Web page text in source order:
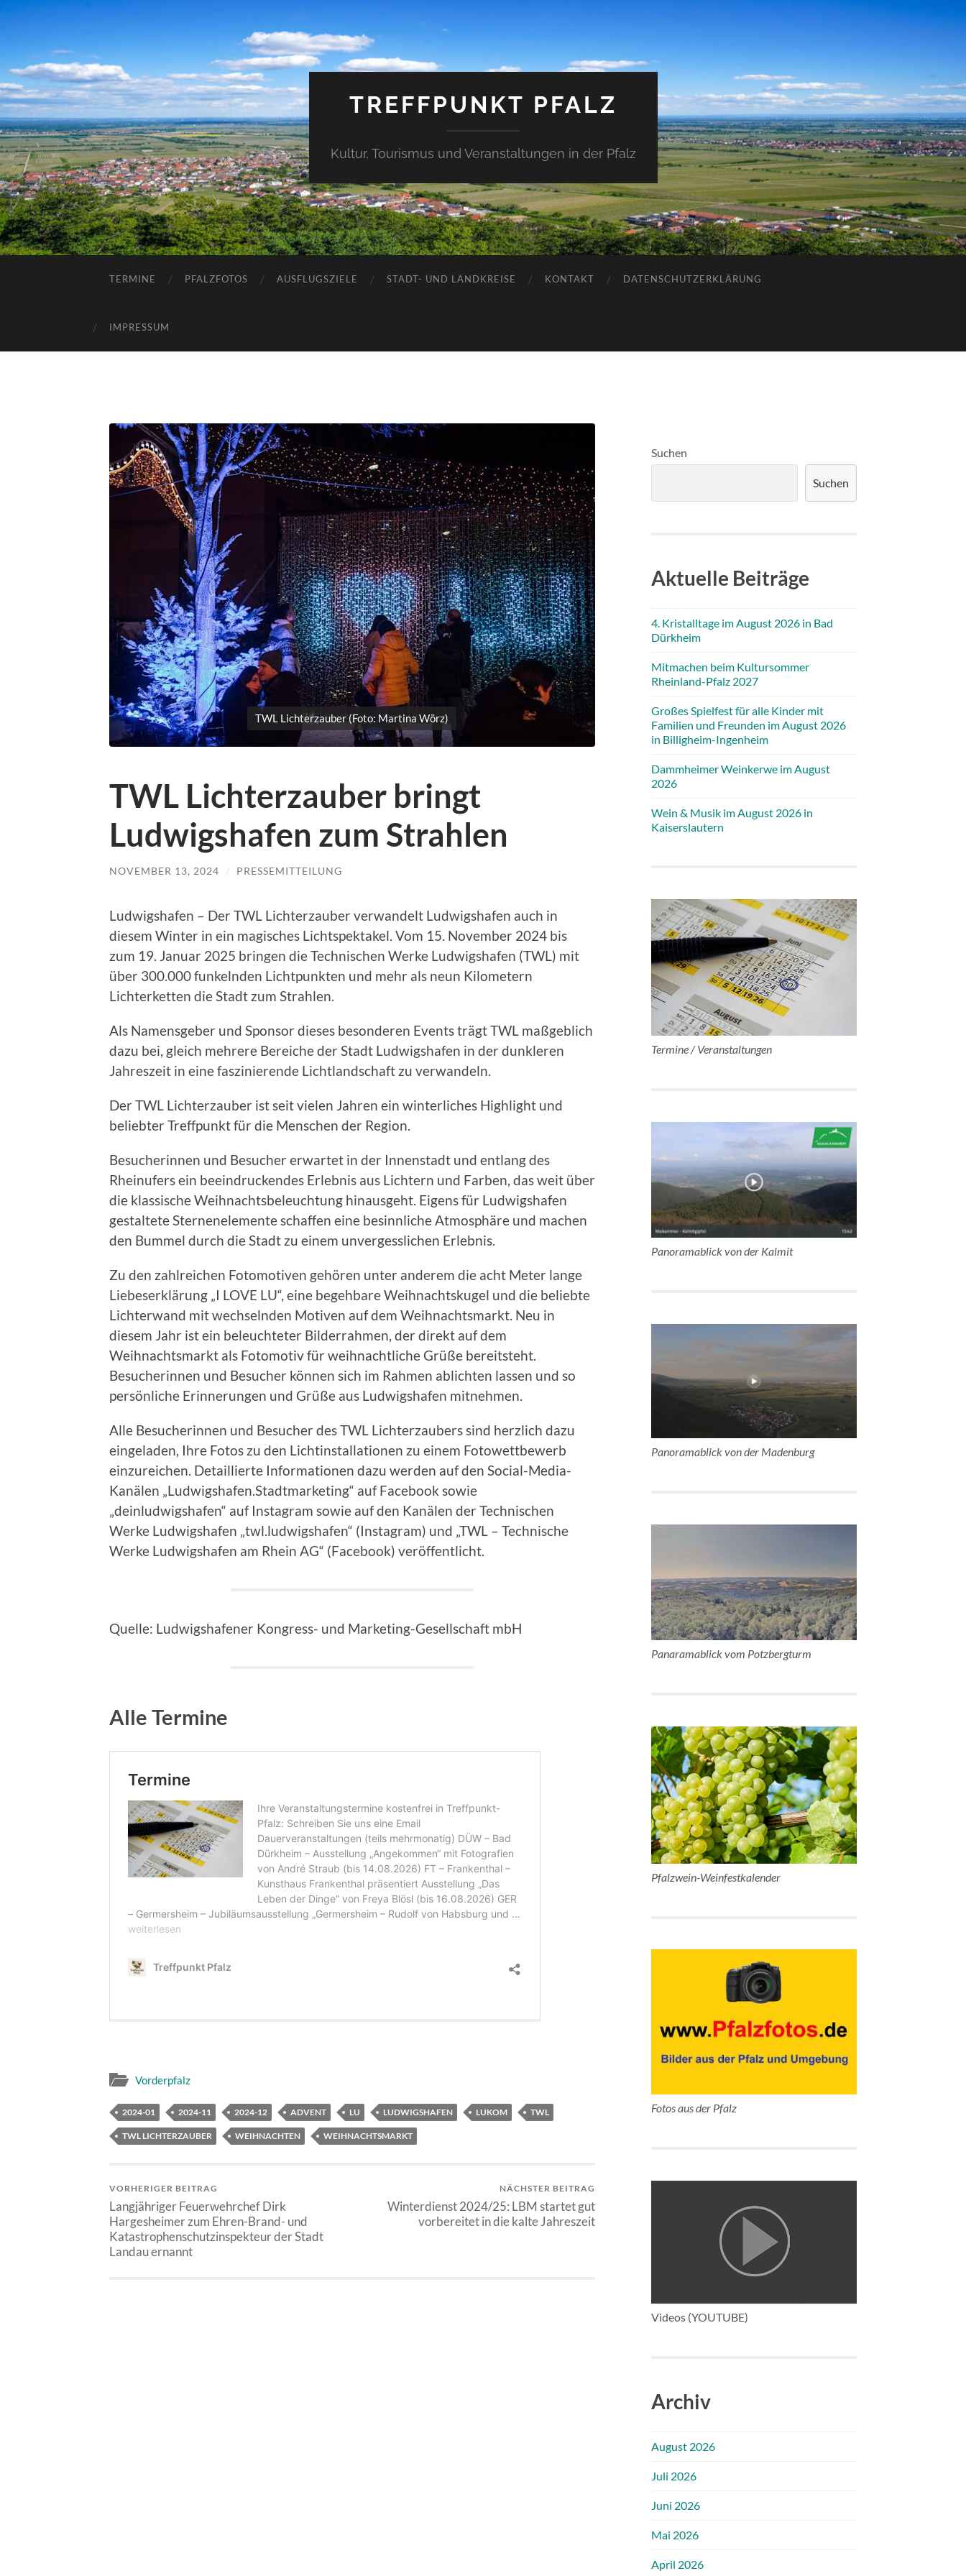
TREFFPUNKT PFALZ
Kultur, Tourismus und Veranstaltungen in der Pfalz
TERMINE PFALZFOTOS AUSFLUGSZIELE STADT- UND LANDKREISE KONTAKT DATENSCHUTZERKLÄRUNG
IMPRESSUM
TWL Lichterzauber (Foto: Martina Wörz)
TWL Lichterzauber bringt
Ludwigshafen zum Strahlen
NOVEMBER 13, 2024 / PRESSEMITTEILUNG
Ludwigshafen – Der TWL Lichterzauber verwandelt Ludwigshafen auch in
diesem Winter in ein magisches Lichtspektakel. Vom 15. November 2024 bis
zum 19. Januar 2025 bringen die Technischen Werke Ludwigshafen (TWL) mit
über 300.000 funkelnden Lichtpunkten und mehr als neun Kilometern
Lichterketten die Stadt zum Strahlen.
Als Namensgeber und Sponsor dieses besonderen Events trägt TWL maßgeblich
dazu bei, gleich mehrere Bereiche der Stadt Ludwigshafen in der dunkleren
Jahreszeit in eine faszinierende Lichtlandschaft zu verwandeln.
Der TWL Lichterzauber ist seit vielen Jahren ein winterliches Highlight und
beliebter Treffpunkt für die Menschen der Region.
Besucherinnen und Besucher erwartet in der Innenstadt und entlang des
Rheinufers ein beeindruckendes Erlebnis aus Lichtern und Farben, das weit über
die klassische Weihnachtsbeleuchtung hinausgeht. Eigens für Ludwigshafen
gestaltete Sternenelemente schaffen eine besinnliche Atmosphäre und machen
den Bummel durch die Stadt zu einem unvergesslichen Erlebnis.
Zu den zahlreichen Fotomotiven gehören unter anderem die acht Meter lange
Liebeserklärung „I LOVE LU“, eine begehbare Weihnachtskugel und die beliebte
Lichterwand mit wechselnden Motiven auf dem Weihnachtsmarkt. Neu in
diesem Jahr ist ein beleuchteter Bilderrahmen, der direkt auf dem
Weihnachtsmarkt als Fotomotiv für weihnachtliche Grüße bereitsteht.
Besucherinnen und Besucher können sich im Rahmen ablichten lassen und so
persönliche Erinnerungen und Grüße aus Ludwigshafen mitnehmen.
Alle Besucherinnen und Besucher des TWL Lichterzaubers sind herzlich dazu
eingeladen, Ihre Fotos zu den Lichtinstallationen zu einem Fotowettbewerb
einzureichen. Detaillierte Informationen dazu werden auf den Social-Media-
Kanälen „Ludwigshafen.Stadtmarketing“ auf Facebook sowie
„deinludwigshafen“ auf Instagram sowie auf den Kanälen der Technischen
Werke Ludwigshafen „twl.ludwigshafen“ (Instagram) und „TWL – Technische
Werke Ludwigshafen am Rhein AG“ (Facebook) veröffentlicht.
Quelle: Ludwigshafener Kongress- und Marketing-Gesellschaft mbH
Alle Termine
Vorderpfalz
2024-01 2024-11 2024-12 ADVENT LU LUDWIGSHAFEN LUKOM TWL
TWL LICHTERZAUBER WEIHNACHTEN WEIHNACHTSMARKT
VORHERIGER BEITRAG
Langjähriger Feuerwehrchef Dirk
Hargesheimer zum Ehren-Brand- und
Katastrophenschutzinspekteur der Stadt
Landau ernannt
NÄCHSTER BEITRAG
Winterdienst 2024/25: LBM startet gut
vorbereitet in die kalte Jahreszeit
Suchen
Suchen
Aktuelle Beiträge
4. Kristalltage im August 2026 in Bad
Dürkheim
Mitmachen beim Kultursommer
Rheinland-Pfalz 2027
Großes Spielfest für alle Kinder mit
Familien und Freunden im August 2026
in Billigheim-Ingenheim
Dammheimer Weinkerwe im August
2026
Wein & Musik im August 2026 in
Kaiserslautern
Termine / Veranstaltungen
Panoramablick von der Kalmit
Panoramablick von der Madenburg
Panaramablick vom Potzbergturm
Pfalzwein-Weinfestkalender
Fotos aus der Pfalz
Videos (YOUTUBE)
Archiv
August 2026
Juli 2026
Juni 2026
Mai 2026
April 2026